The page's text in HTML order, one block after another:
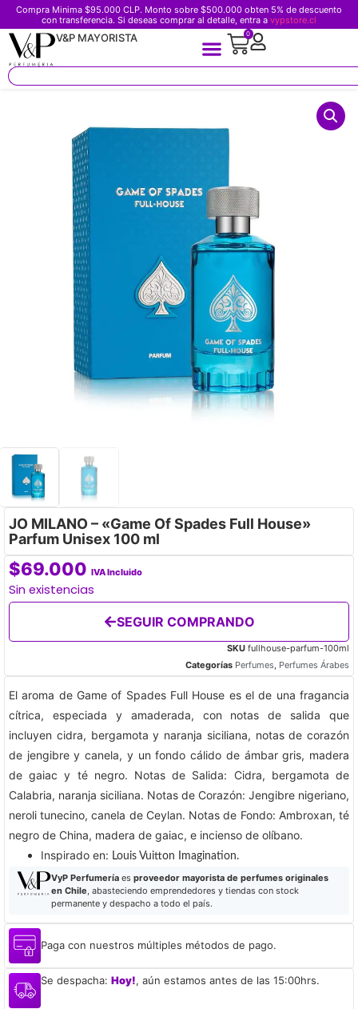
Compra Minima $95.000 CLP. Monto sobre $500.000 obten 5% de descuento
con transferencia. Si deseas comprar al detalle, entra a vypstore.cl
V&P MAYORISTA 0
JO MILANO – «Game Of Spades Full House»
Parfum Unisex 100 ml
$69.000 IVA Incluido
Sin existencias
SEGUIR COMPRANDO
SKU fullhouse-parfum-100ml
Categorías Perfumes, Perfumes Árabes
El aroma de Game of Spades Full House es el de una fragancia
cítrica, especiada y amaderada, con notas de salida que
incluyen cidra, bergamota y naranja siciliana, notas de corazón
de jengibre y canela, y un fondo cálido de ámbar gris, madera
de gaiac y té negro. Notas de Salida: Cidra, bergamota de
Calabria, naranja siciliana. Notas de Corazón: Jengibre nigeriano,
neroli tunecino, canela de Ceylan. Notas de Fondo: Ambroxan, té
negro de China, madera de gaiac, e incienso de olíbano.
​Inspirado en: Louis Vuitton Imagination.
VyP Perfumeríaes proveedor mayorista de perfumes originales
en Chile, abasteciendo emprendedores y tiendas con stock
permanente y despacho a todo el país.
Paga con nuestros múltiples métodos de pago.
Se despacha: Hoy!, aún estamos antes de las 15:00hrs.